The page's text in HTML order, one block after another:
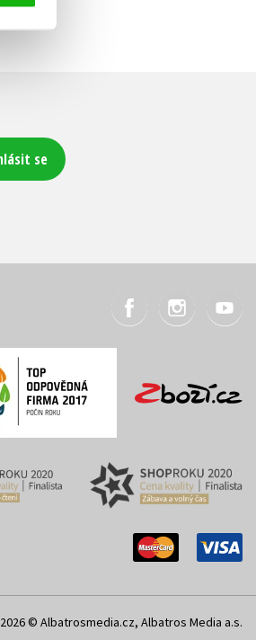
se
2026 © Albatrosmedia.cz, Albatros Media a.s.